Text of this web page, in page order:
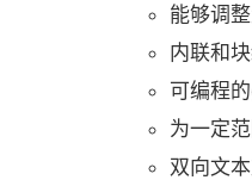
能够调
内联和
可编程
为一定
双向文